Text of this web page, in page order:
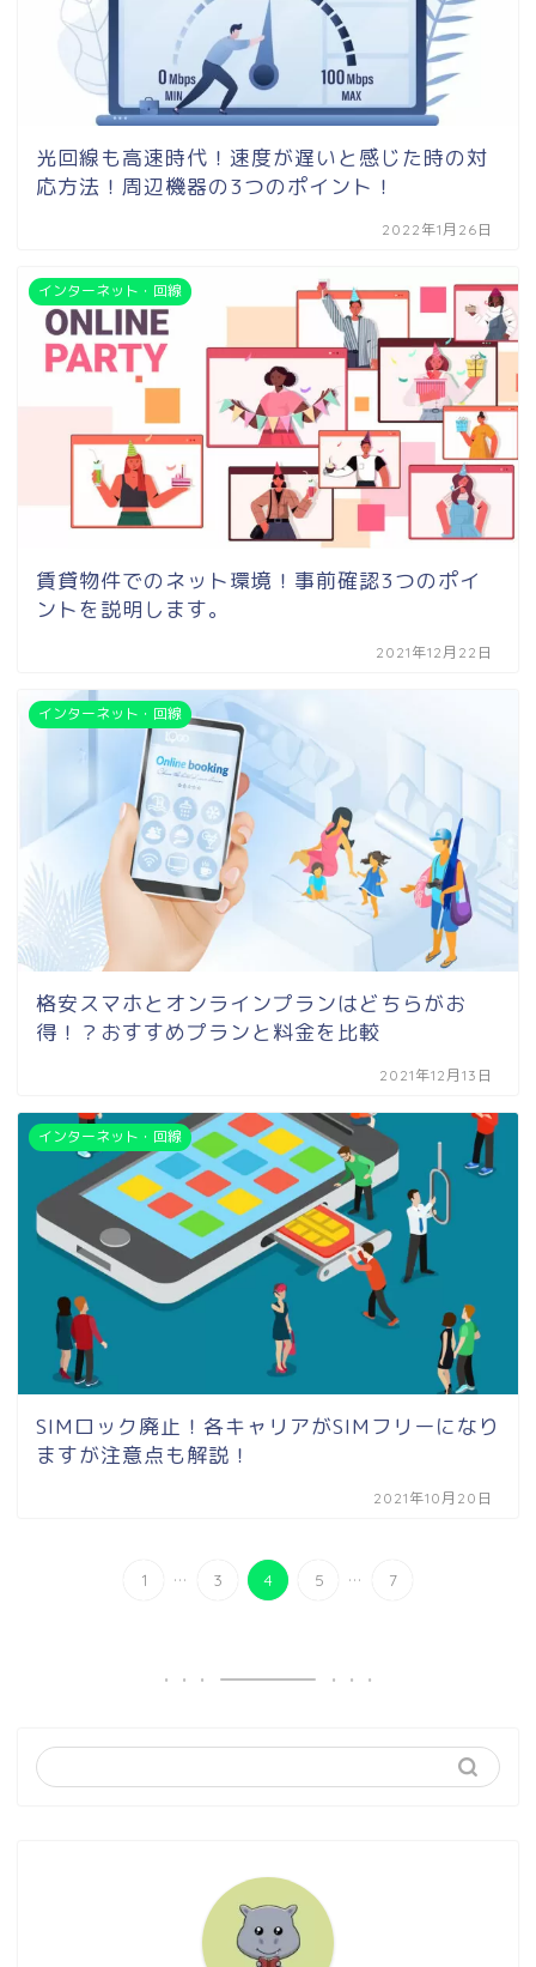
光回線も高速時代！速度が遅いと感じた時の対
応方法！周辺機器の3つのポイント！
2022年1月26日
インターネット・回線
賃貸物件でのネット環境！事前確認3つのポイ
ントを説明します。
2021年12月22日
インターネット・回線
格安スマホとオンラインプランはどちらがお
得！？おすすめプランと料金を比較
2021年12月13日
インターネット・回線
SIMロック廃止！各キャリアがSIMフリーになり
ますが注意点も解説！
2021年10月20日
1 ... 3 4 5 ... 7